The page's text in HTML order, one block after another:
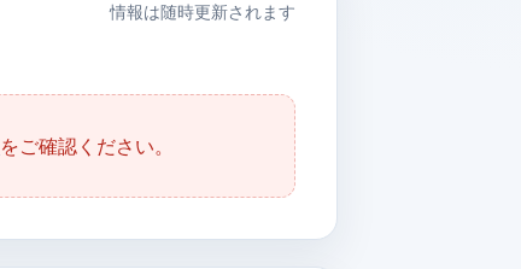
情報は随時更新されます
をご確認ください。